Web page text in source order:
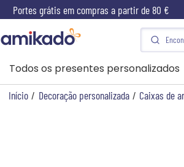
Portes grátis em compras a partir de 80 €
Todos os presentes personalizados
Início / Decoração personalizada / Caixas de